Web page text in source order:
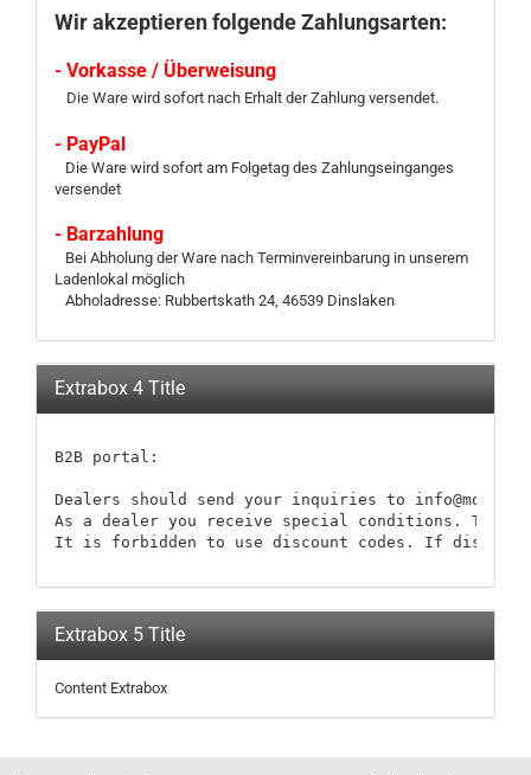
Wir akzeptieren folgende Zahlungsarten:
- Vorkasse / Überweisung
Die Ware wird sofort nach Erhalt der Zahlung versendet.
- PayPal
Die Ware wird sofort am Folgetag des Zahlungseinganges
versendet
- Barzahlung
Bei Abholung der Ware nach Terminvereinbarung in unserem
Ladenlokal möglich
Abholadresse: Rubbertskath 24, 46539 Dinslaken
Extrabox 4 Title
B2B portal:
Dealers should send your inquiries to
As a dealer you receive special conditions.
It is forbidden to use discount codes. If discount
Extrabox 5 Title
Content Extrabox